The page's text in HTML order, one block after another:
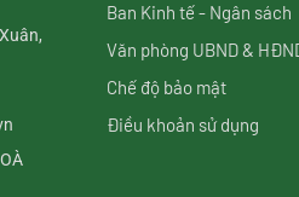
Ban Kinh tế - Ngân sách
Văn phòng UBND &
Chế độ bảo mật
Điều khoản sử dụng